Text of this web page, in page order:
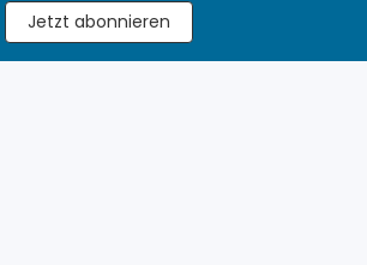
Jetzt abonnieren